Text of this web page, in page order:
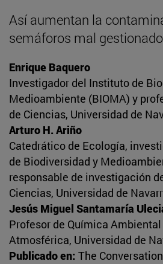
Así aumentan la
semáforos mal
Enrique Baquero
Investigador del Instituto de
Medioambiente (BIOMA) y
de Ciencias, Universidad de
Arturo H. Ariño
Catedrático de Ecología,
de Biodiversidad y
responsable de investigación
Ciencias, Universidad de
Jesús Miguel Santamaría
Profesor de Química
Atmosférica, Universidad de
Publicado en: The